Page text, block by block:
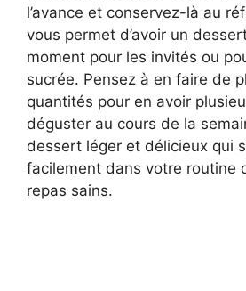
l’avance et conservez-là au
vous permet d’avoir un
moment pour les invités ou
sucrée. Pensez à en faire de
quantités pour en avoir
déguster au cours de la
dessert léger et délicieux qui
facilement dans votre routine
repas sains.